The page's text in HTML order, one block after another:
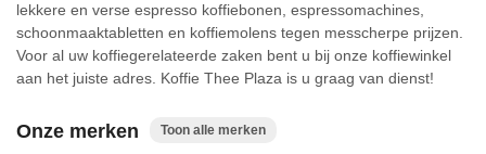
Onderhoud
Accessoires
lekkere en verse espresso koffiebonen, espressomachines,
schoonmaaktabletten en koffiemolens tegen messcherpe prijzen.
Voor al uw koffiegerelateerde zaken bent u bij onze koffiewinkel
aan het juiste adres. Koffie Thee Plaza is u graag van dienst!
Onze merken Toon alle merken